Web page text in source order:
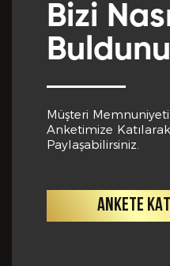
Bizi
Müşteri
Anketimize
Paylaşabilirsiniz.
ANKETE
Yabancı Dil Seviyesi *